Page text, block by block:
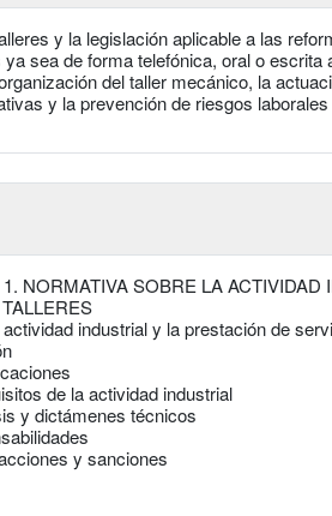
y la legislación aplicable a las
sea de forma telefónica, oral o escrita
del taller mecánico, la
y la prevención de riesgos
NORMATIVA SOBRE LA
industrial y la prestación de
de la actividad industrial
y dictámenes técnicos
y sanciones